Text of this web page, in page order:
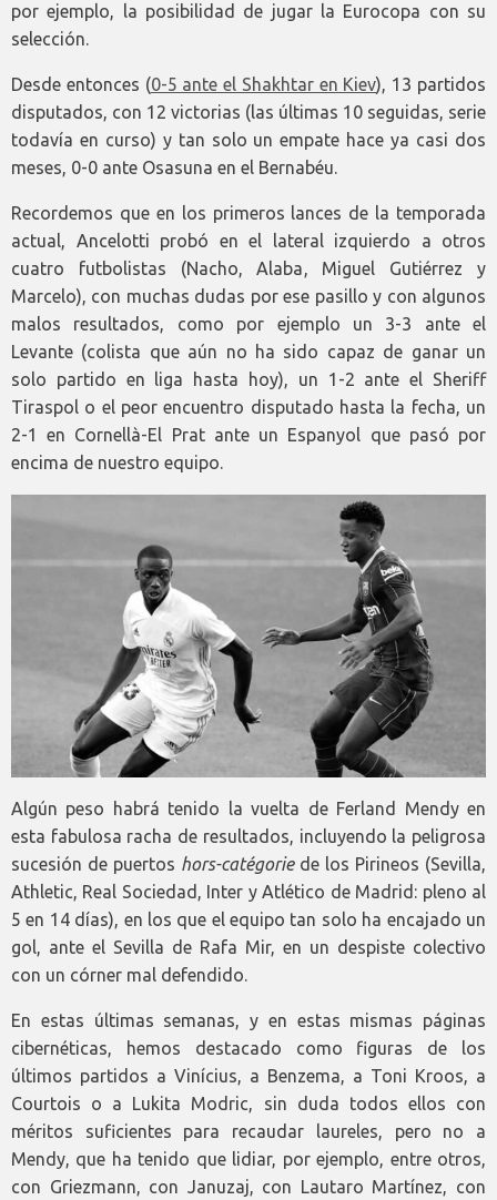
por ejemplo, la posibilidad de jugar la Eurocopa con su
selección.
Desde entonces (0-5 ante el Shakhtar en Kiev), 13 partidos
disputados, con 12 victorias (las últimas 10 seguidas, serie
todavía en curso) y tan solo un empate hace ya casi dos
meses, 0-0 ante Osasuna en el Bernabéu.
Recordemos que en los primeros lances de la temporada
actual, Ancelotti probó en el lateral izquierdo a otros
cuatro futbolistas (Nacho, Alaba, Miguel Gutiérrez y
Marcelo), con muchas dudas por ese pasillo y con algunos
malos resultados, como por ejemplo un 3-3 ante el
Levante (colista que aún no ha sido capaz de ganar un
solo partido en liga hasta hoy), un 1-2 ante el Sheriff
Tiraspol o el peor encuentro disputado hasta la fecha, un
2-1 en Cornellà-El Prat ante un Espanyol que pasó por
encima de nuestro equipo.
Algún peso habrá tenido la vuelta de Ferland Mendy en
esta fabulosa racha de resultados, incluyendo la peligrosa
sucesión de puertos hors-catégoriede los Pirineos (Sevilla,
Athletic, Real Sociedad, Inter y Atlético de Madrid: pleno al
5 en 14 días), en los que el equipo tan solo ha encajado un
gol, ante el Sevilla de Rafa Mir, en un despiste colectivo
con un córner mal defendido.
En estas últimas semanas, y en estas mismas páginas
cibernéticas, hemos destacado como figuras de los
últimos partidos a Vinícius, a Benzema, a Toni Kroos, a
Courtois o a Lukita Modric, sin duda todos ellos con
méritos suficientes para recaudar laureles, pero no a
Mendy, que ha tenido que lidiar, por ejemplo, entre otros,
con Griezmann, con Januzaj, con Lautaro Martínez, con